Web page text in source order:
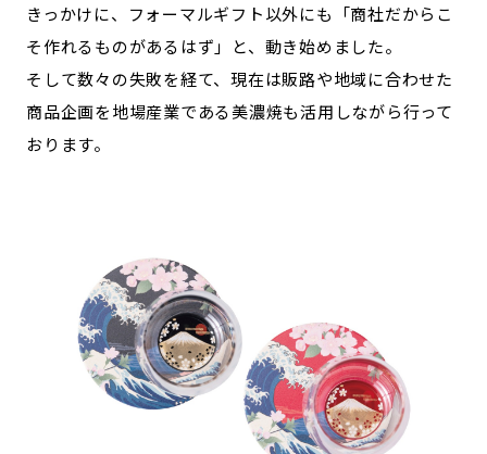
きっかけに、フォーマルギフト以外にも「商社だからこ
そ作れるものがあるはず」と、動き始めました。
そして数々の失敗を経て、現在は販路や地域に合わせた
商品企画を地場産業である美濃焼も活用しながら行って
おります。